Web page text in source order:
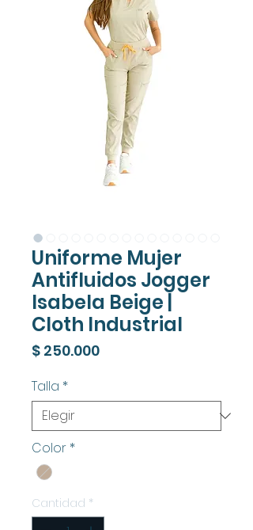
Uniforme Mujer
Antifluidos Jogger
Isabela Beige |
Cloth Industrial
$ 250.000Precio
Talla *
Color *
Cantidad *